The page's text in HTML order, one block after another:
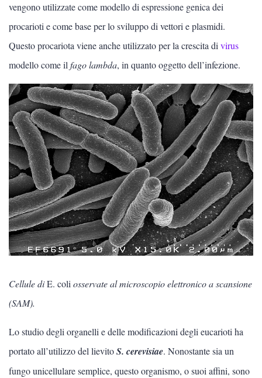
Biologia vegetale
Biologia umana
Fisiologia cellulare
vengono utilizzate come modello di espressione genica dei
procarioti e come base per lo sviluppo di vettori e plasmidi.
Questo procariota viene anche utilizzato per la crescita di virus
modello come il fago lambda, in quanto oggetto dell’infezione.
Cellule diE. coli osservate al microscopio elettronico a scansione
(SAM).
Lo studio degli organelli e delle modificazioni degli eucarioti ha
portato all’utilizzo del lievitoS. cerevisiae. Nonostante sia un
fungo unicellulare semplice, questo organismo, o suoi affini, sono